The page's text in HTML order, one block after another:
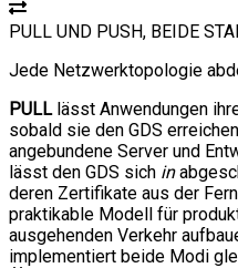
PULL UND PUSH, BEIDE
Jede Netzwerktopologie
PULLlässt Anwendungen
sobald sie den GDS
angebundene Server und
lässt den GDS sich in
deren Zertifikate aus der
praktikable Modell für
ausgehenden Verkehr
implementiert beide Modi